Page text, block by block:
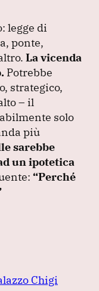
legge di
ponte,
La vicenda
Potrebbe
strategico,
– il
solo
più
sarebbe
un ipotetica
“Perché
Chigi